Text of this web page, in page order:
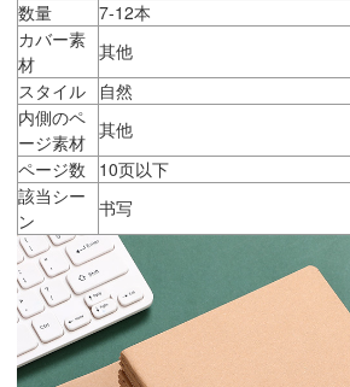
数量
7-12本
カバー素
材
其他
スタイル
自然
内側のペ
ージ素材
其他
ページ数
10页以下
該当シー
ン
书写